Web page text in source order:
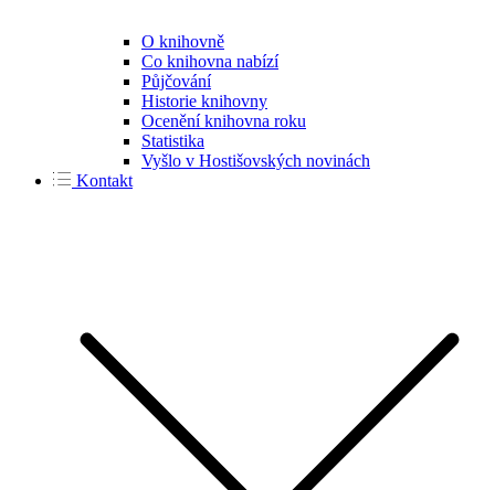
O knihovně
Co knihovna nabízí
Půjčování
Historie knihovny
Ocenění knihovna roku
Statistika
Vyšlo v Hostišovských novinách
Kontakt